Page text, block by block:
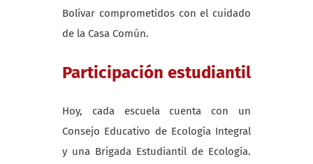
Bolívar comprometidos con el cuidado
de la Casa Común.
Participación estudiantil
Hoy, cada escuela cuenta con un
Consejo Educativo de Ecología Integral
y una Brigada Estudiantil de Ecología.